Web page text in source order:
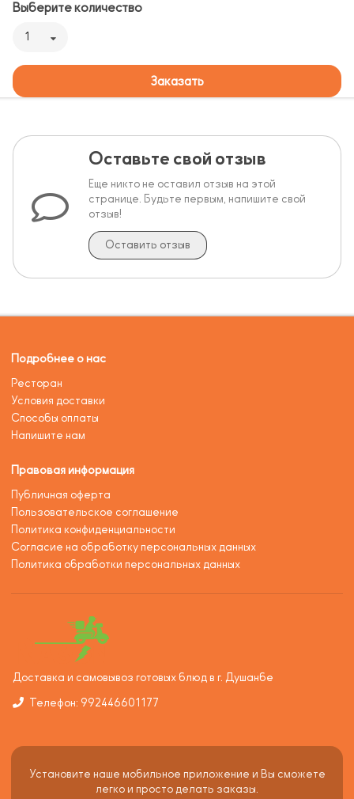
Выберите количество
1
Заказать
Оставьте свой отзыв
Еще никто не оставил отзыв на этой
странице. Будьте первым, напишите свой
отзыв!
Оставить отзыв
Подробнее о нас
Ресторан
Условия доставки
Способы оплаты
Напишите нам
Правовая информация
Публичная оферта
Пользовательское соглашение
Политика конфиденциальности
Согласие на обработку персональных данных
Политика обработки персональных данных
Доставка и самовывоз готовых блюд в г. Душанбе
Телефон: 992446601177
Установите наше мобильное приложение и Вы сможете
легко и просто делать заказы.